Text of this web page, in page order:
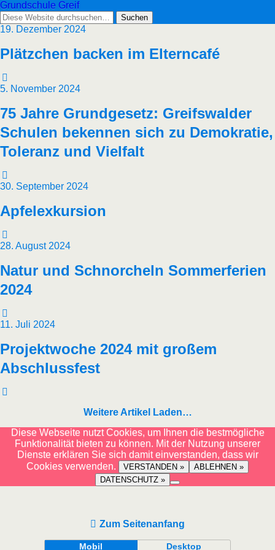
Grundschule Greif
19. Dezember 2024
Plätzchen backen im Elterncafé
5. November 2024
75 Jahre Grundgesetz: Greifswalder
Schulen bekennen sich zu Demokratie,
Toleranz und Vielfalt
30. September 2024
Apfelexkursion
28. August 2024
Natur und Schnorcheln Sommerferien
2024
11. Juli 2024
Projektwoche 2024 mit großem
Abschlussfest
Weitere Artikel Laden…
Diese Webseite nutzt Cookies, um Ihnen die bestmögliche
Funktionalität bieten zu können. Mit der Nutzung unserer
Dienste erklären Sie sich damit einverstanden, dass wir
Cookies verwenden.
VERSTANDEN »
ABLEHNEN »
DATENSCHUTZ »
Zum Seitenanfang
Mobil Desktop